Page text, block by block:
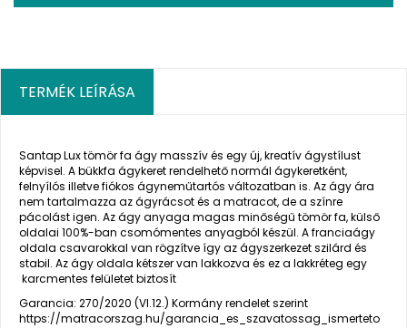
TERMÉK LEÍRÁSA
Santap Lux tömör fa ágy masszív és egy új, kreatív ágystílust
képvisel. A bükkfa ágykeret rendelhető normál ágykeretként,
felnyílós illetve fiókos ágyneműtartós változatban is. Az ágy ára
nem tartalmazza az ágyrácsot és a matracot, de a színre
pácolást igen. Az ágy anyaga magas minőségű tömör fa, külső
oldalai 100%-ban csomómentes anyagból készül. A franciaágy
oldala csavarokkal van rögzítve így az ágyszerkezet szilárd és
stabil. Az ágy oldala kétszer van lakkozva és ez a lakkréteg egy
karcmentes felületet biztosít
Garancia: 270/2020 (VI.12.) Kormány rendelet szerint
https://matracorszag.hu/garancia_es_szavatossag_ismerteto